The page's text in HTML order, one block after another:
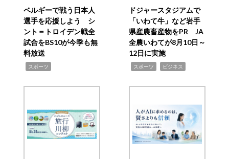
ベルギーで戦う日本人
選手を応援しよう シ
ント＝トロイデン戦全
試合をBS10が今季も無
料放送
スポーツ
ドジャースタジアムで
「いわて牛」など岩手
県産農畜産物をPR JA
全農いわてが8月10日～
12日に実施
スポーツ ビジネス